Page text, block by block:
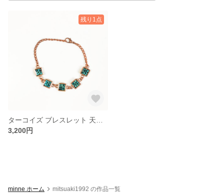
残り1点
3,200円
minne ホーム mitsuaki1992 の作品一覧